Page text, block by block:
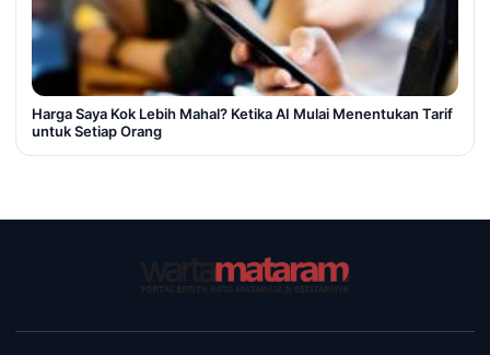
Harga Saya Kok Lebih Mahal? Ketika AI Mulai Menentukan Tarif
untuk Setiap Orang